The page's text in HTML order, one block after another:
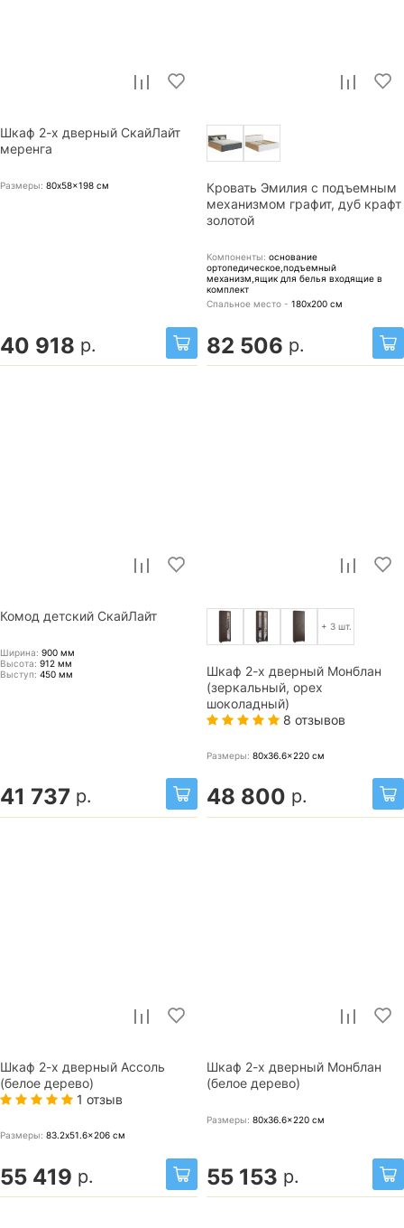
Шкаф 2-х дверный СкайЛайт
меренга
Размеры: 80x58x198 см
40 918 р.
Кровать Эмилия с подъемным
механизмом графит, дуб крафт
золотой
Компоненты: основание
ортопедическое,подъемный
механизм,ящик для белья входящие в
комплект
Спальное место - 180х200 см
82 506 р.
Комод детский СкайЛайт
Ширина: 900 мм
Высота: 912 мм
Выступ: 450 мм
41 737 р.
+ 3 шт.
Шкаф 2-х дверный Монблан
(зеркальный, орех
шоколадный)
8 отзывов
Размеры: 80x36.6x220 см
48 800 р.
Шкаф 2-х дверный Ассоль
(белое дерево)
1 отзыв
Размеры: 83.2x51.6x206 см
55 419 р.
Шкаф 2-х дверный Монблан
(белое дерево)
Размеры: 80x36.6x220 см
55 153 р.